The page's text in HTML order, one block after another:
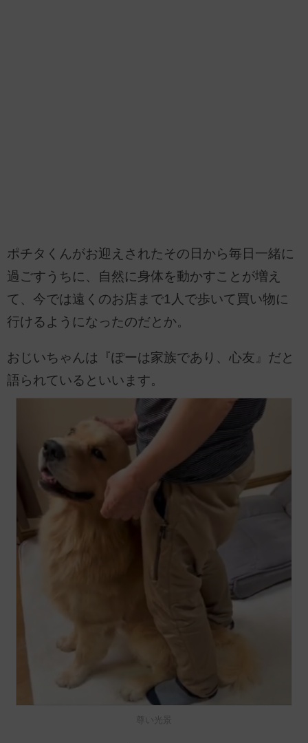
ポチタくんがお迎えされたその日から毎日一緒に
過ごすうちに、自然に身体を動かすことが増え
て、今では遠くのお店まで1人で歩いて買い物に
行けるようになったのだとか。
おじいちゃんは『ぽーは家族であり、心友』だと
語られているといいます。
尊い光景